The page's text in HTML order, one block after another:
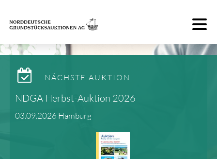
Toggle
NÄCHSTE AUKTION
NDGA Herbst-Auktion 2026
03.09.2026 Hamburg